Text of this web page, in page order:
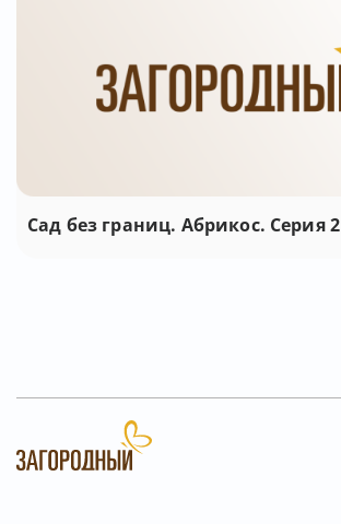
Сад без границ. Абрикос. Серия 2